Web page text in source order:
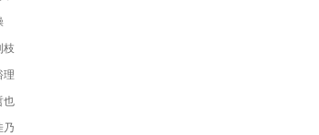
枝
理
也
乃